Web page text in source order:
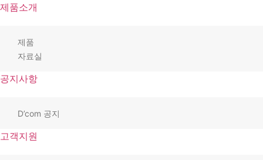
제품소개
제품
자료실
공지사항
D’com 공지
고객지원